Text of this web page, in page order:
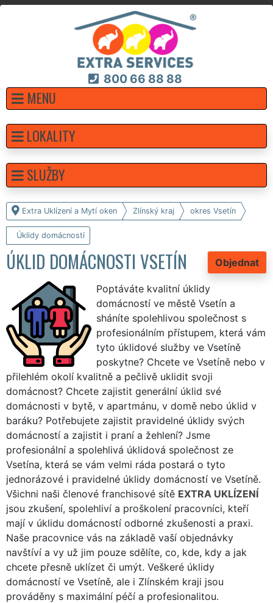
800 66 88 88
MENU
Extra Uklízení a Mytí oken Zlínský kraj okres Vsetín
Úklidy domácností
Objednat
ÚKLID DOMÁCNOSTI VSETÍN
Poptáváte kvalitní úklidy
domácností ve městě Vsetín a
sháníte spolehlivou společnost s
profesionálním přístupem, která vám
tyto úklidové služby ve Vsetíně
poskytne? Chcete ve Vsetíně nebo v
přilehlém okolí kvalitně a pečlivě uklidit svoji
domácnost? Chcete zajistit generální úklid své
domácnosti v bytě, v apartmánu, v domě nebo úklid v
baráku? Potřebujete zajistit pravidelné úklidy svých
domácností a zajistit i praní a žehlení? Jsme
profesionální a spolehlivá úklidová společnost ze
Vsetína, která se vám velmi ráda postará o tyto
jednorázové i pravidelné úklidy domácností ve Vsetíně.
Všichni naši členové franchisové sítě EXTRA UKLÍZENÍ
jsou zkušení, spolehliví a proškolení pracovníci, kteří
mají v úklidu domácností odborné zkušenosti a praxi.
Naše pracovnice vás na základě vaší objednávky
navštíví a vy už jim pouze sdělíte, co, kde, kdy a jak
chcete přesně uklízet či umýt. Veškeré úklidy
domácností ve Vsetíně, ale i Zlínském kraji jsou
prováděny s maximální péčí a profesionalitou.
LOKALITY
SLUŽBY